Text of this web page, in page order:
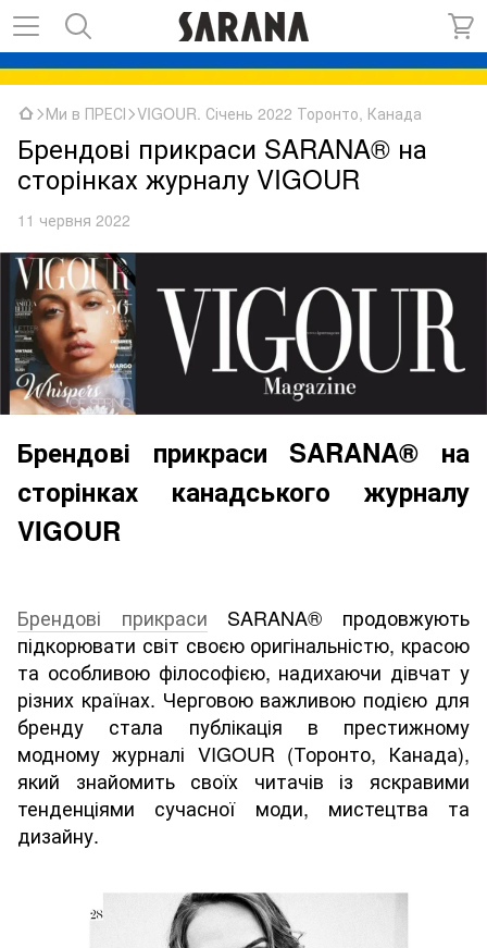
Ми в ПРЕСІ VIGOUR. Січень 2022 Торонто, Канада
Брендові прикраси SARANA® на
сторінках журналу VIGOUR
11 червня 2022
Брендові прикраси SARANA® на
сторінках канадського журналу
VIGOUR
Брендові прикраси SARANA® продовжують
підкорювати світ своєю оригінальністю, красою
та особливою філософією, надихаючи дівчат у
різних країнах. Черговою важливою подією для
бренду стала публікація в престижному
модному журналі VIGOUR (Торонто, Канада),
який знайомить своїх читачів із яскравими
тенденціями сучасної моди, мистецтва та
дизайну.